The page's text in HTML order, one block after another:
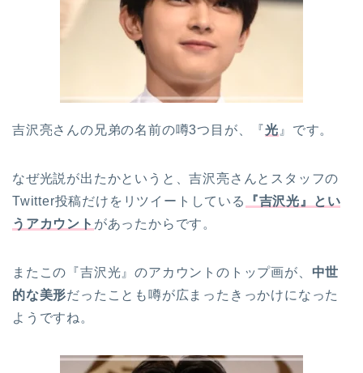
吉沢亮さんの兄弟の名前の噂3つ目が、『光 』です。
なぜ光説が出たかというと、吉沢亮さんとスタッフの
Twitter投稿だけをリツイートしている
『吉沢光』とい
うアカウント があったからです。
またこの『吉沢光』のアカウントのトップ画が、 中世
的な美形だったことも噂が広まったきっかけになった
ようですね。